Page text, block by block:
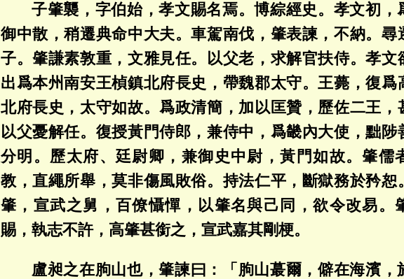
子肇襲，字伯始，孝文賜名焉。博綜經史。孝文初，
御中散，稍遷典命中大夫。車駕南伐，肇表諫，不納。尋
子。肇謙素敦重，文雅見任。以父老，求解官扶侍。孝文
出爲本州南安王楨鎮北府長史，帶魏郡太守。王薨，復爲
北府長史，太守如故。爲政清簡，加以匡贊，歷佐二王，
以父憂解任。復授黃門侍郎，兼侍中，爲畿內大使，黜陟
分明。歷太府、廷尉卿，兼御史中尉，黃門如故。肇儒
教，直繩所舉，莫非傷風敗俗。持法仁平，斷獄務於矜恕
肇，宣武之舅，百僚懾憚，以肇名與己同，欲令改易。
賜，執志不許，高肇甚銜之，宣武嘉其剛梗。
盧昶之在朐山也，肇諫曰：「朐山蕞爾，僻在海濱，